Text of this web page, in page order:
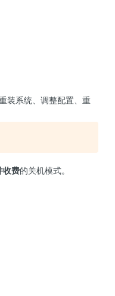
装系统、调整配置、重
收费的关机模式。